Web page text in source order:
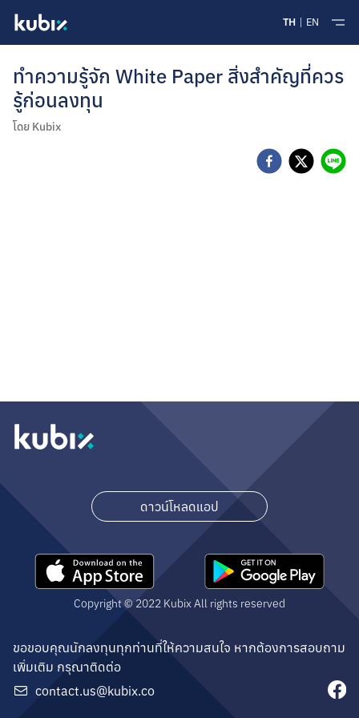
TH EN
ทำความรู้จัก White Paper สิ่งสำคัญที่ควร
รู้ก่อนลงทุน
โดย Kubix
ดาวน์โหลดแอป
Copyright © 2022 Kubix All rights reserved
ขอขอบคุณนักลงทุนทุกท่านที่ให้ความสนใจ หากต้องการสอบถาม
เพิ่มเติม กรุณาติดต่อ
contact.us@kubix.co